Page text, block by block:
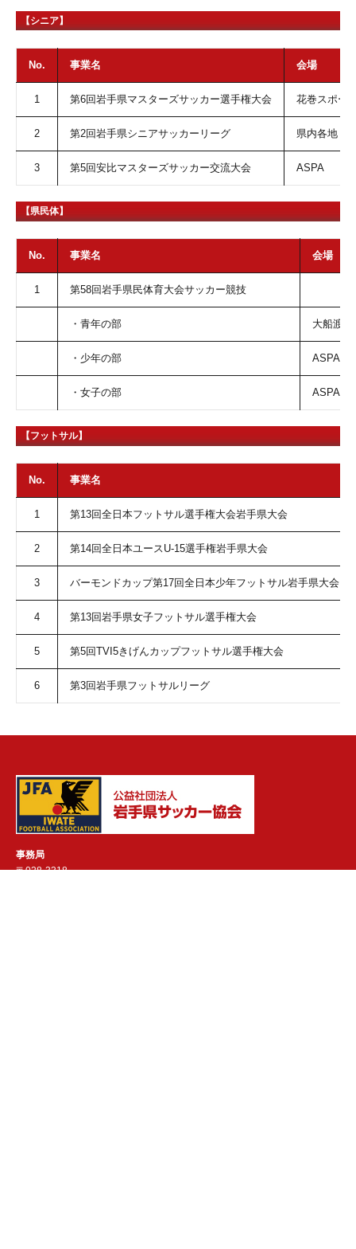
【シニア】
No. 事業名 会場
1 第6回岩手県マスターズサッカー選手権大会 花巻ス
2 第2回岩手県シニアサッカーリーグ 県内
3 第5回安比マスターズサッカー交流大会 ASPA
【県民体】
No. 事業名 会場
1 第58回岩手県民体育大会サッカー競技
・青年の部
・少年の部 ASPA
・女子の部 ASPA
【フットサル】
No. 事業名
1 第13回全日本フットサル選手権大会岩手県大会
2 第14回全日本ユースU-15選手権岩手県大会
3 バーモンドカップ第17回全日本少年フットサル岩手県大会
4 第13回岩手県女子フットサル選手権大会
5 第5回TVI5きげんカップフットサル選手権大会
6 第3回岩手県フットサルリーグ
事務局
〒028-3318